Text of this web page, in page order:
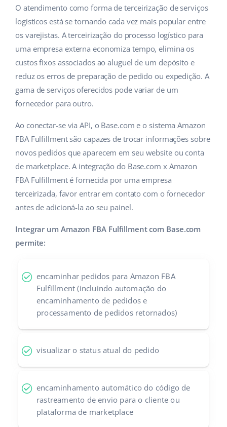
O atendimento como forma de terceirização de serviços
logísticos está se tornando cada vez mais popular entre
os varejistas. A terceirização do processo logístico para
uma empresa externa economiza tempo, elimina os
custos fixos associados ao aluguel de um depósito e
reduz os erros de preparação de pedido ou expedição. A
gama de serviços oferecidos pode variar de um
fornecedor para outro.
Ao conectar-se via API, o Base.com e o sistema Amazon
FBA Fulfillment são capazes de trocar informações sobre
novos pedidos que aparecem em seu website ou conta
de marketplace. A integração do Base.com x Amazon
FBA Fulfillment é fornecida por uma empresa
terceirizada, favor entrar em contato com o fornecedor
antes de adicioná-la ao seu painel.
Integrar um Amazon FBA Fulfillment com Base.com
permite:
encaminhar pedidos para Amazon FBA
Fulfillment (incluindo automação do
encaminhamento de pedidos e
processamento de pedidos retornados)
visualizar o status atual do pedido
encaminhamento automático do código de
rastreamento de envio para o cliente ou
plataforma de marketplace